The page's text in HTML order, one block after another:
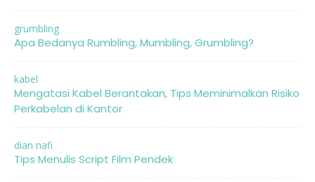
grumbling
Apa Bedanya Rumbling, Mumbling, Grumbling?
kabel
Mengatasi Kabel Berantakan, Tips Meminimalkan Risiko
Perkabelan di Kantor
dian nafi
Tips Menulis Script Film Pendek